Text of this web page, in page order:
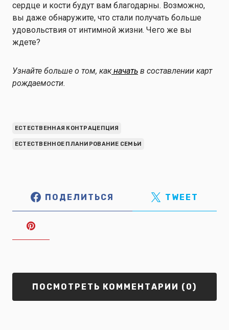
сердце и кости будут вам благодарны. Возможно,
вы даже обнаружите, что стали получать больше
удовольствия от интимной жизни. Чего же вы
ждете?
Узнайте больше о том, какначать в составлении карт
рождаемости.
ЕСТЕСТВЕННАЯ КОНТРАЦЕПЦИЯ
ЕСТЕСТВЕННОЕ ПЛАНИРОВАНИЕ СЕМЬИ
ПОДЕЛИТЬСЯ TWEET
ПОСМОТРЕТЬ КОММЕНТАРИИ (0)